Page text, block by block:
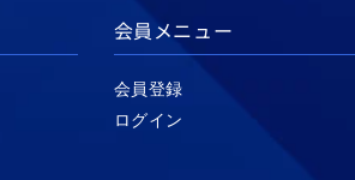
会員メニュー
会員登録
ログイン